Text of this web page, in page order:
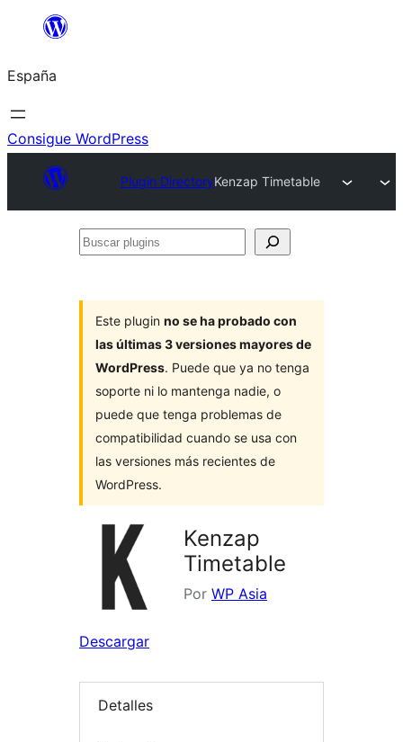
Saltar
contenido
España
Consigue WordPress
Plugin DirectoryKenzap Timetable
Buscar
Este plugin no se ha probado con
las últimas 3 versiones mayores de
WordPress. Puede que ya no tenga
soporte ni lo mantenga nadie, o
puede que tenga problemas de
compatibilidad cuando se usa con
las versiones más recientes de
WordPress.
Kenzap
Timetable
Por WP Asia
Descargar
Detalles